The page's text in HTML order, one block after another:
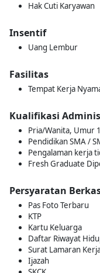
Hak Cuti Karyawan
Insentif
Uang Lembur
Fasilitas
Tempat Kerja
Kualifikasi
Pria/Wanita, Umur
Pendidikan SMA /
Pengalaman kerja
Fresh Graduate
Persyaratan
Pas Foto Terbaru
KTP
Kartu Keluarga
Daftar Riwayat
Surat Lamaran
Ijazah